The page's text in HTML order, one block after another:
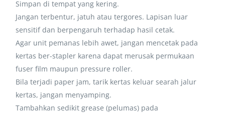
Simpan di tempat yang kering.
Jangan terbentur, jatuh atau tergores. Lapisan luar
sensitif dan berpengaruh terhadap hasil cetak.
Agar unit pemanas lebih awet, jangan mencetak pada
kertas ber-stapler karena dapat merusak permukaan
fuser film maupun pressure roller.
Bila terjadi paper jam, tarik kertas keluar searah jalur
kertas, jangan menyamping.
Tambahkan sedikit grease (pelumas) pada